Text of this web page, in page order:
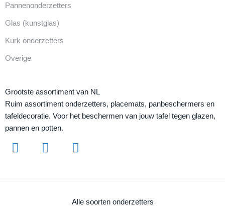
Pannenonderzetters
Glas (kunstglas)
Kurk onderzetters
Overige
Grootste assortiment van NL
Ruim assortiment onderzetters, placemats, panbeschermers en
tafeldecoratie. Voor het beschermen van jouw tafel tegen glazen,
pannen en potten.
Alle soorten onderzetters